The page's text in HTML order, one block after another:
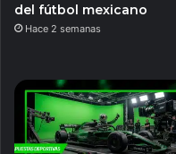
del fútbol mexicano
Hace 2 semanas